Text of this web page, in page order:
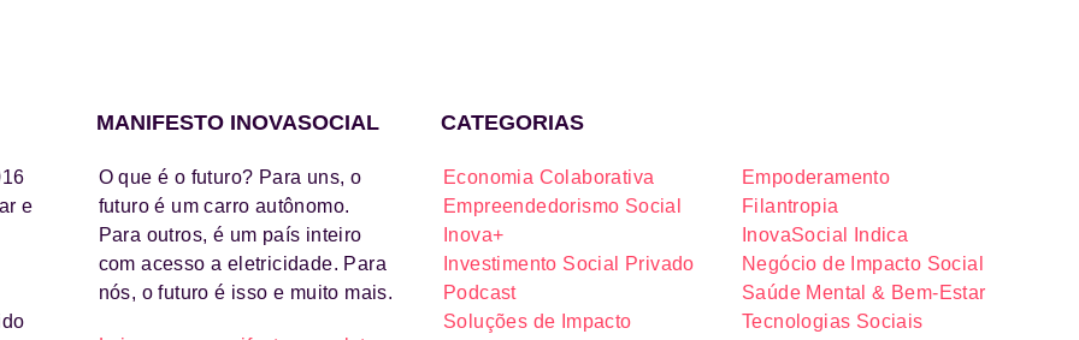
e
MANIFESTO INOVASOCIAL
O que é o futuro? Para uns, o
futuro é um carro autônomo.
Para outros, é um país inteiro
com acesso a eletricidade. Para
nós, o futuro é isso e muito mais.
CATEGORIAS
Economia Colaborativa
Empoderamento
Empreendedorismo Social
Filantropia
Inova+
InovaSocial Indica
Investimento Social Privado
Negócio de Impacto Social
Podcast
Saúde Mental & Bem-Estar
Soluções de Impacto
Tecnologias Sociais